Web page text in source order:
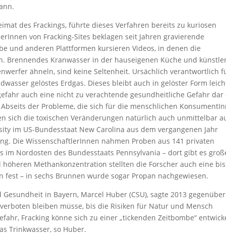
des Frackings, führte dieses Verfahren bereits zu kuriosen
von Fracking-Sites beklagen seit Jahren gravierende
und anderen Plattformen kursieren Videos, in denen die
Brennendes Kranwasser in der hauseigenen Küche und
ähneln, sind keine Seltenheit. Ursächlich verantwortlich
gelöstes Erdgas. Dieses bleibt auch in gelöster Form
auch eine nicht zu verachtende gesundheitliche Gefahr dar
der Probleme, die sich für die menschlichen
sich die toxischen Veränderungen natürlich auch unmittelbar
im US-Bundesstaat New Carolina aus dem vergangenen Jahr
Die WissenschaftlerInnen nahmen Proben aus 141 privaten
Nordosten des Bundesstaats Pennsylvania – dort gibt es
Methankonzentration stellten die Forscher auch eine
– in sechs Brunnen wurde sogar Propan nachgewiesen.
in Bayern, Marcel Huber (CSU), sagte 2013
bleiben müsse, bis die Risiken für Natur und Mensch
Fracking könne sich zu einer „tickenden Zeitbombe“
Trinkwasser, so Huber.